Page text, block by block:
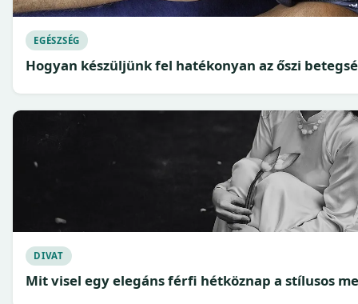
EGÉSZSÉG
Hogyan készüljünk fel hatékonyan az őszi
DIVAT
Mit visel egy elegáns férfi hétköznap a stílusos